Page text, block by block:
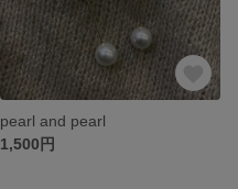
pearl and pearl
1,500円